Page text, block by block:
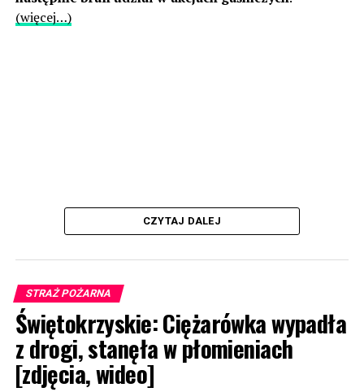
(więcej…)
CZYTAJ DALEJ
STRAŻ POŻARNA
Świętokrzyskie: Ciężarówka wypadła
z drogi, stanęła w płomieniach
[zdjęcia, wideo]